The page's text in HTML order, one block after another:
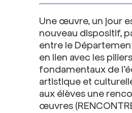
Une œuvre, un jour
nouveau dispositif,
entre le
en lien avec les piliers
fondamentaux de
artistique et
aux élèves une
œuvres